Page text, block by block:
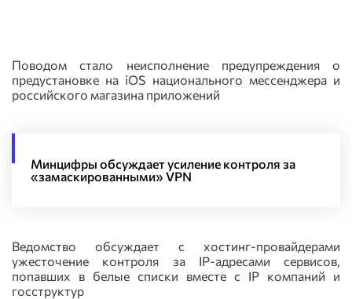
Поводом стало неисполнение предупреждения о
предустановке на iOS национального мессенджера и
российского магазина приложений
Минцифры обсуждает усиление контроля за
«замаскированными» VPN
Ведомство обсуждает с хостинг-провайдерами
ужесточение контроля за IP-адресами сервисов,
попавших в белые списки вместе с IP компаний и
госструктур